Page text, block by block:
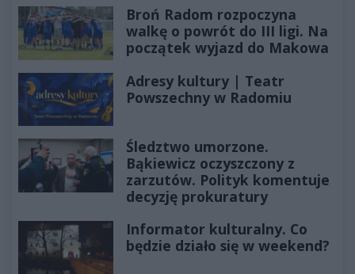
Broń Radom rozpoczyna
walkę o powrót do III ligi. Na
początek wyjazd do Makowa
Adresy kultury | Teatr
Powszechny w Radomiu
Śledztwo umorzone.
Bąkiewicz oczyszczony z
zarzutów. Polityk komentuje
decyzję prokuratury
Informator kulturalny. Co
będzie działo się w weekend?